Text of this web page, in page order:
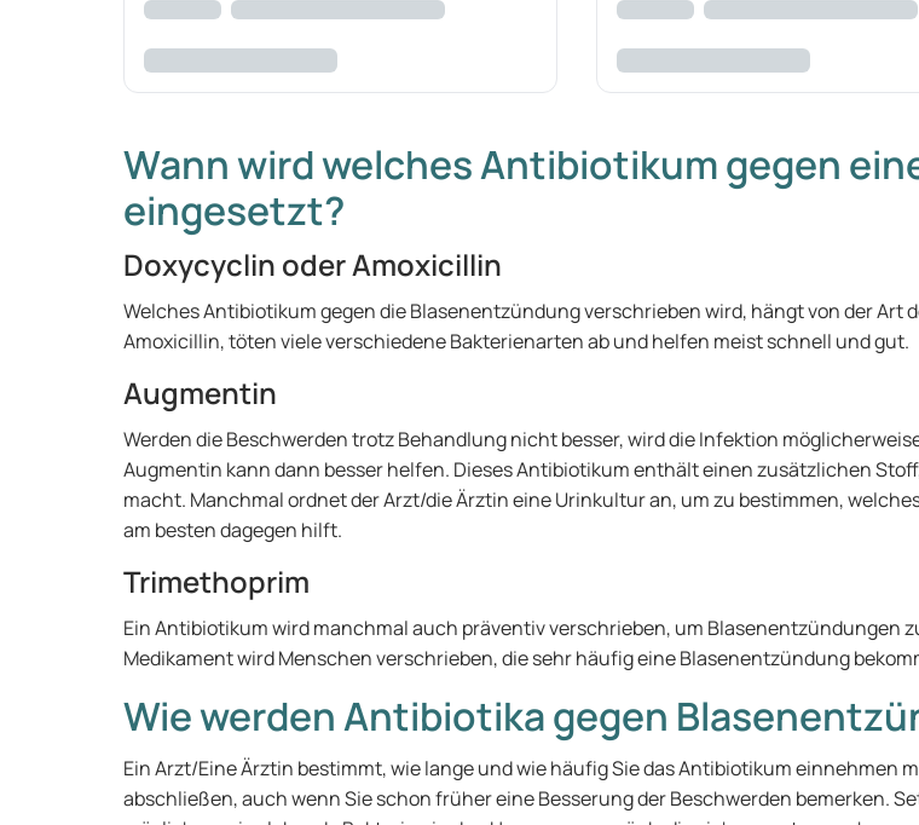
Wann wird welches Antibiotikum gegen
eingesetzt?
Doxycyclin oder Amoxicillin
Welches Antibiotikum gegen die Blasenentzündung verschrieben wird, hängt von der
Amoxicillin, töten viele verschiedene Bakterienarten ab und helfen meist schnell und gut.
Augmentin
Werden die Beschwerden trotz Behandlung nicht besser, wird die Infektion
Augmentin kann dann besser helfen. Dieses Antibiotikum enthält einen zusätzlichen
macht. Manchmal ordnet der Arzt/die Ärztin eine Urinkultur an, um zu bestimmen,
am besten dagegen hilft.
Trimethoprim
Ein Antibiotikum wird manchmal auch präventiv verschrieben, um Blasenentzündungen
Medikament wird Menschen verschrieben, die sehr häufig eine Blasenentzündung
Wie werden Antibiotika gegen
Ein Arzt/Eine Ärztin bestimmt, wie lange und wie häufig Sie das Antibiotikum einnehmen
abschließen, auch wenn Sie schon früher eine Besserung der Beschwerden bemerken.